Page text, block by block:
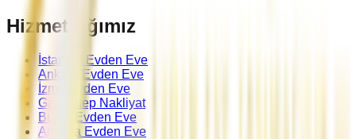
Hizmet Ağımız
İstanbul Evden Eve
Ankara Evden Eve
İzmir Evden Eve
Gaziantep Nakliyat
Bursa Evden Eve
Antalya Evden Eve